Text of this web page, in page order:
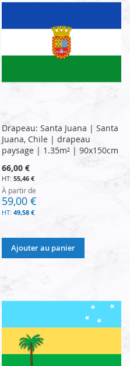
Drapeau: Santa Juana | Santa
Juana, Chile | drapeau
paysage | 1.35m² | 90x150cm
66,00 €
55,46 €
À partir de
59,00 €
49,58 €
Ajouter au panier